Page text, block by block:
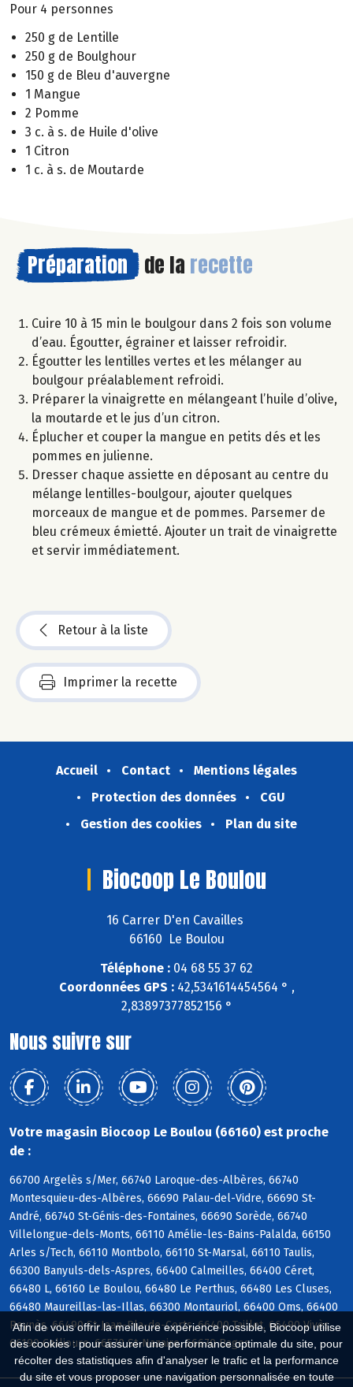
Afin de vous offrir la meilleure expérience possible, Biocoop utilise
des cookies : pour assurer une performance optimale du site, pour
récolter des statistiques afin d'analyser le trafic et la performance
du site et vous proposer une navigation personnalisée en toute
Pour 4 personnes
250 g de Lentille
250 g de Boulghour
150 g de Bleu d'auvergne
1 Mangue
2 Pomme
3 c. à s. de Huile d'olive
1 Citron
1 c. à s. de Moutarde
Préparation de la recette
Cuire 10 à 15 min le boulgour dans 2 fois son volume
d’eau. Égoutter, égrainer et laisser refroidir.
Égoutter les lentilles vertes et les mélanger au
boulgour préalablement refroidi.
Préparer la vinaigrette en mélangeant l’huile d’olive,
la moutarde et le jus d’un citron.
Éplucher et couper la mangue en petits dés et les
pommes en julienne.
Dresser chaque assiette en déposant au centre du
mélange lentilles-boulgour, ajouter quelques
morceaux de mangue et de pommes. Parsemer de
bleu crémeux émietté. Ajouter un trait de vinaigrette
et servir immédiatement.
Retour à la liste
Imprimer la recette
Accueil Contact
Mentions légales
Protection des données
CGU
Gestion des cookies
Plan du site
Biocoop Le Boulou
16 Carrer D'en Cavailles
66160 Le Boulou
Téléphone : 04 68 55 37 62
Coordonnées GPS :42,5341614454564 ° ,
2,83897377852156 °
Nous suivre sur
Votre magasin Biocoop Le Boulou (66160) est proche
de :
66700 Argelès s/Mer, 66740 Laroque-des-Albères, 66740
Montesquieu-des-Albères, 66690 Palau-del-Vidre, 66690 St-
André, 66740 St-Génis-des-Fontaines, 66690 Sorède, 66740
Villelongue-dels-Monts, 66110 Amélie-les-Bains-Palalda, 66150
Arles s/Tech, 66110 Montbolo, 66110 St-Marsal, 66110 Taulis,
66300 Banyuls-dels-Aspres, 66400 Calmeilles, 66400 Céret,
66480 L, 66160 Le Boulou, 66480 Le Perthus, 66480 Les Cluses,
66480 Maureillas-las-Illas, 66300 Montauriol, 66400 Oms, 66400
Reynès, 66490 St-Jean-Pla-de-Corts, 66400 Taillet, 66490 Vivès,
66190 Collioure, 66570 St-Nazaire, 66670 Bages